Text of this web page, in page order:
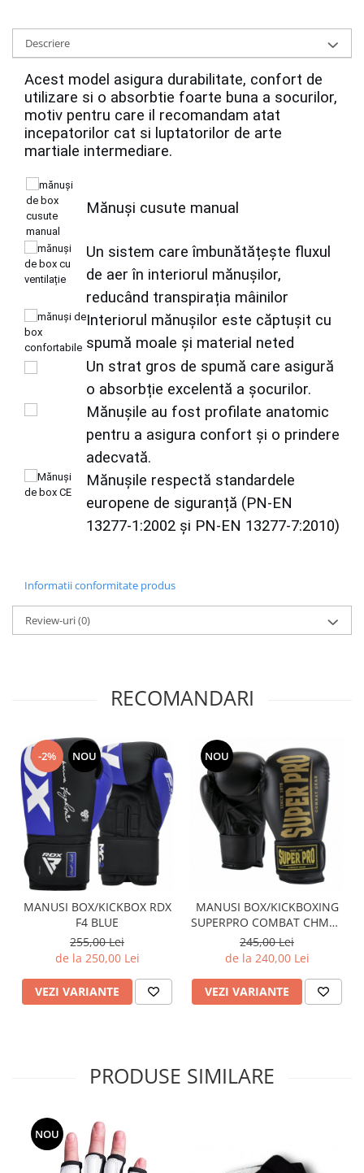
Descriere
Acest model asigura durabilitate, confort de
utilizare si o absorbtie foarte buna a socurilor,
motiv pentru care il recomandam atat
incepatorilor cat si luptatorilor de arte
martiale intermediare.
Mănuși cusute manual
Un sistem care îmbunătățește fluxul
de aer în interiorul mănușilor,
reducând transpirația mâinilor
Interiorul mănușilor este căptușit cu
spumă moale și material neted
Un strat gros de spumă care asigură
o absorbție excelentă a șocurilor.
Mănușile au fost profilate anatomic
pentru a asigura confort și o prindere
adecvată.
Mănușile respectă standardele
europene de siguranță (PN-EN
13277-1:2002 și PN-EN 13277-7:2010)
Informatii conformitate produs
Review-uri(0)
RECOMANDARI
-2% NOU
MANUSI BOX/KICKBOX RDX
F4 BLUE
255,00 Lei
de la 250,00 Lei
VEZI VARIANTE
NOU
MANUSI BOX/KICKBOXING
SUPERPRO COMBAT CHMAP
BLACK/GOLD
245,00 Lei
de la 240,00 Lei
VEZI VARIANTE
PRODUSE SIMILARE
NOU